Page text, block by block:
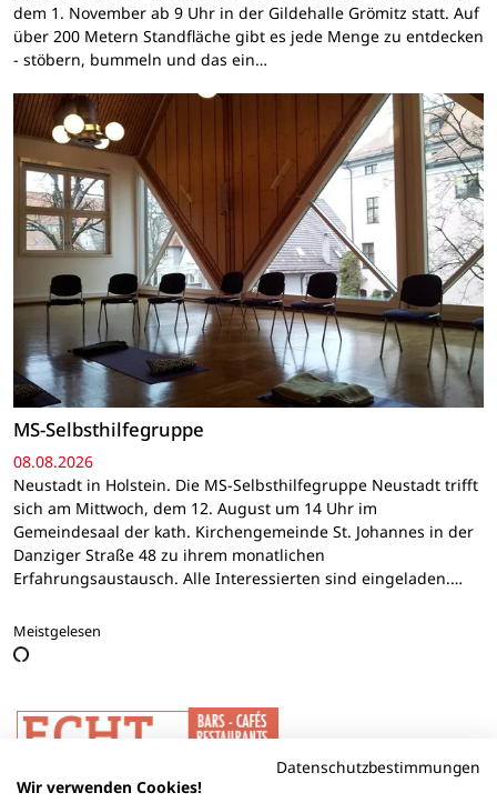
dem 1. November ab 9 Uhr in der Gildehalle Grömitz statt. Auf
über 200 Metern Standfläche gibt es jede Menge zu entdecken
- stöbern, bummeln und das ein…
MS-Selbsthilfegruppe
08.08.2026
Neustadt in Holstein. Die MS-Selbsthilfegruppe Neustadt trifft
sich am Mittwoch, dem 12. August um 14 Uhr im
Gemeindesaal der kath. Kirchengemeinde St. Johannes in der
Danziger Straße 48 zu ihrem monatlichen
Erfahrungsaustausch. Alle Interessierten sind eingeladen.…
Meistgelesen
Datenschutzbestimmungen
Wir verwenden Cookies!